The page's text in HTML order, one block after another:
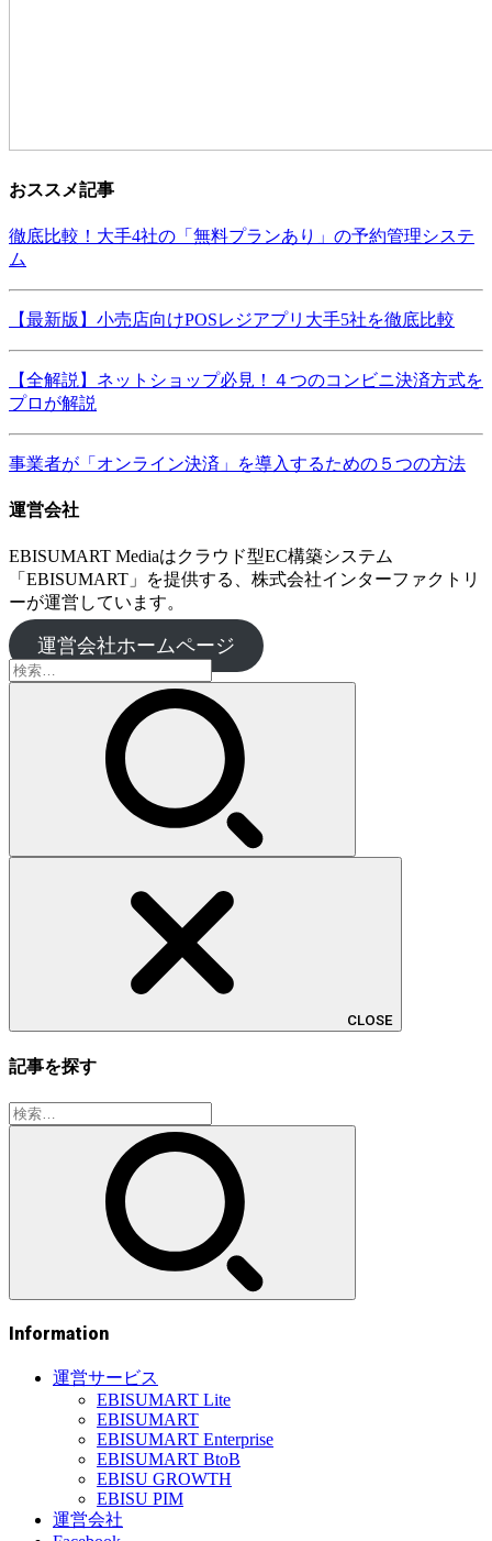
おススメ記事
徹底比較！大手4社の「無料プランあり」の予約管理システ
ム
【最新版】小売店向けPOSレジアプリ大手5社を徹底比較
【全解説】ネットショップ必見！４つのコンビニ決済方式を
プロが解説
事業者が「オンライン決済」を導入するための５つの方法
運営会社
EBISUMART Mediaはクラウド型EC構築システム
「EBISUMART」を提供する、株式会社インターファクトリ
ーが運営しています。
運営会社ホームページ
検
索:
CLOSE
記事を探す
検
索:
Information
運営サービス
EBISUMART Lite
EBISUMART
EBISUMART Enterprise
EBISUMART BtoB
EBISU GROWTH
EBISU PIM
運営会社